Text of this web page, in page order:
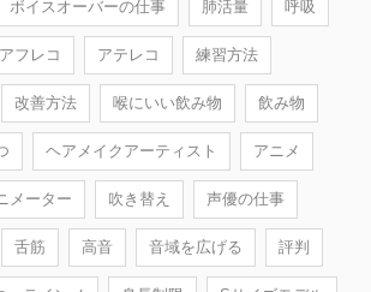
ボイスオーバーの仕事 肺活量 呼吸
アフレコ アテレコ 練習方法
改善方法 喉にいい飲み物 飲み物
ヘアメイクアーティスト アニメ
メーター 吹き替え 声優の仕事
舌筋 高音 音域を広げる 評判